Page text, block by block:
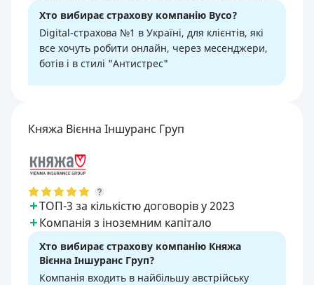
Хто вибирає страхову компанію Вусо?
Digital-страхова №1 в Україні, для клієнтів, які
все хочуть робити онлайн, через месенджери,
ботів і в стилі "Антистрес"
Княжа Вієнна Іншуранс Груп
ТОП-3 за кількістю договорів у 2023
Компанія з іноземним капітало
Хто вибирає страхову компанію Княжа
Вієнна Іншуранс Груп?
Компанія входить в найбільшу австрійську